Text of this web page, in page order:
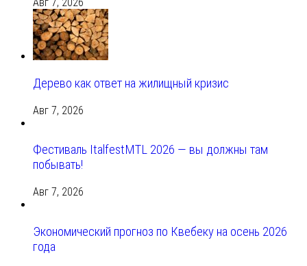
Дерево как ответ на жилищный кризис
Авг 7, 2026
Фестиваль ItalfestMTL 2026 — вы должны там
побывать!
Авг 7, 2026
Экономический прогноз по Квебеку на осень 2026
года